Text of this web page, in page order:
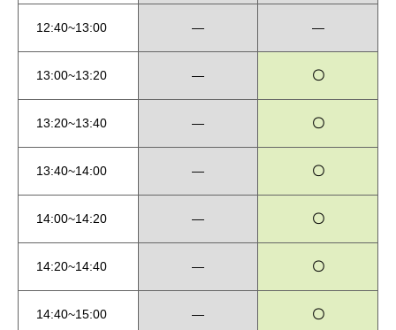
12:40~13:00 ― ―
13:00~13:20 ― 〇
13:20~13:40 ― 〇
13:40~14:00 ― 〇
14:00~14:20 ― 〇
14:20~14:40 ― 〇
14:40~15:00 ― 〇